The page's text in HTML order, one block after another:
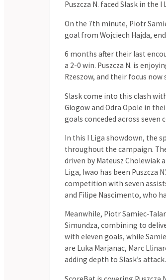
Śląsk Wrocław - Puszcza
Liga. Sprawdź inne popularne skróty meczów
Niepołomice, które odbyło się w dniu
Regular Season - 21